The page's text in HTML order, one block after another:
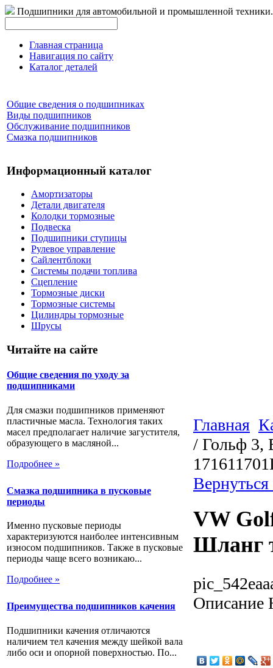
Подшипники для автомобильной и промышленной техники.
Главная страница
Навигация по сайту
Каталог деталей
Общие сведения о подшипниках
Виды подшипников
Обслуживание подшипников
Смазка подшипников
Информационный каталог
Амортизаторы
Детали двигателя
Колодки тормозные
Подвеска
Подшипники ступицы
Рулевое управление
Сайлентблоки
Системы подачи топлива
Сцепление
Тормозные диски
Тормозные системы
Цилиндры тормозные
Шрусы
Читайте на сайте
Общие сведения по уходу за
подшипниками
Для смазки подшипников применяют
пластичные масла. Технология таких
масел предполагает наличие загустителя,
образующего в масляной...
Подробнее »
Смазка подшипника в пусковые
периоды
Именно пусковые периоды
характеризуются наиболее интенсивным
износом подшипников. Также в пусковые
периоды чаще всего возникаю...
Подробнее »
Преимущества подшипников качения
Подшипники качения отличаются
наличием тел качения между шейкой вала
либо оси и опорной поверхностью. По...
Главная
/ Гольф 3,
VW
Шланг
Описание